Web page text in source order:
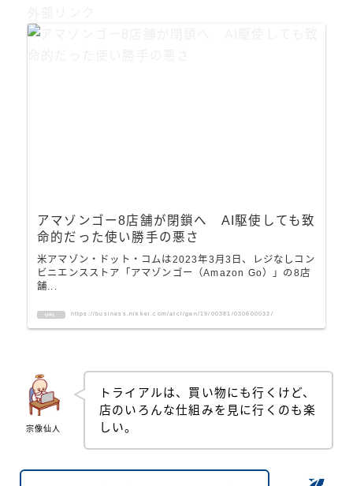
アマゾンゴー8店舗が閉鎖へ AI駆使しても致
命的だった使い勝手の悪さ
米アマゾン・ドット・コムは2023年3月3日、レジなしコン
ビニエンスストア「アマゾンゴー（Amazon Go）」の8店
舗...
URL https://business.nikkei.com/atcl/gen/19/00381/030600033/
宗像仙人
トライアルは、買い物にも行くけど、
店のいろんな仕組みを見に行くのも楽
しい。